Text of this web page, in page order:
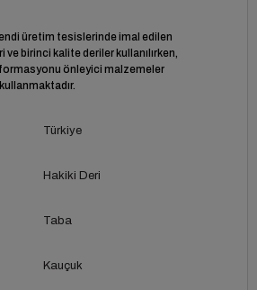
üretim tesislerinde imal edilen
ve birinci kalite deriler kullanılırken,
önleyici malzemeler
Türkiye
Hakiki Deri
Taba
Kauçuk